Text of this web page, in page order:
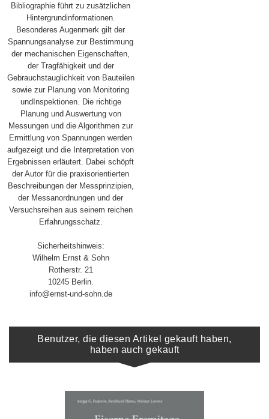
Bibliographie führt zu zusätzlichen
Hintergrundinformationen.
Besonderes Augenmerk gilt der
Spannungsanalyse zur Bestimmung
der mechanischen Eigenschaften,
der Tragfähigkeit und der
Gebrauchstauglichkeit von Bauteilen
sowie zur Planung von Monitoring
undInspektionen. Die richtige
Planung und Auswertung von
Messungen und die Algorithmen zur
Ermittlung von Spannungen werden
aufgezeigt und die Interpretation von
Ergebnissen erläutert. Dabei schöpft
der Autor für die praxisorientierten
Beschreibungen der Messprinzipien,
der Messanordnungen und der
Versuchsreihen aus seinem reichen
Erfahrungsschatz.
Sicherheitshinweis:
Wilhelm Ernst & Sohn
Rotherstr. 21
10245 Berlin.
info@ernst-und-sohn.de
Benutzer, die diesen Artikel gekauft haben,
haben auch gekauft